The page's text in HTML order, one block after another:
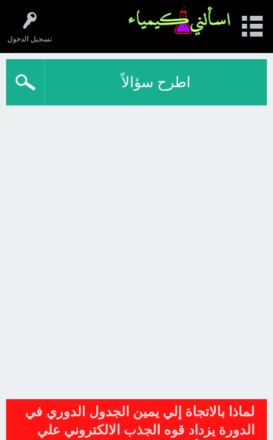
تسجيل الدخول
اطرح سؤالاً
لماذا بالاتجاة إلي يمين الجدول الدوري في
الدورة يزداد قوه الجذب الالكتروني علي